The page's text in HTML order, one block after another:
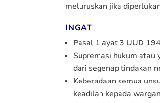
meluruskan jika
INGAT
Pasal 1 ayat 3 UUD
Supremasi hukum atau
dari segenap tindakan
Keberadaan semua
keadilan kepada